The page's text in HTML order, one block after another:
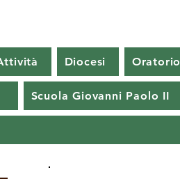
Diocesi Oratorio
Scuola Giovanni Paolo II